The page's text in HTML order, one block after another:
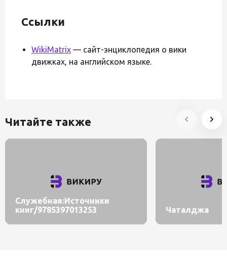
Ссылки
WikiMatrix — сайт-энциклопедия о вики
движках, на английском языке.
Читайте также
Служебная:Источники
книг/9785397013253
Чаталджа